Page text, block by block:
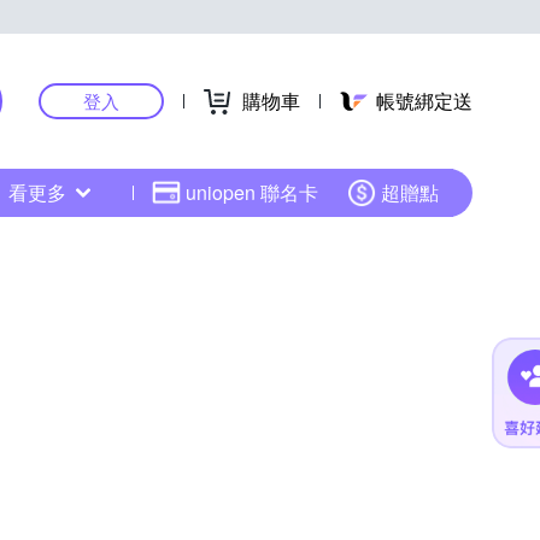
登入 購物車 帳號綁定送
看更多 uniopen 聯名卡 超贈點